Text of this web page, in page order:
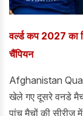
वर्ल्ड कप 2027 का
चैंपियन
Afghanistan Qualify
खेले गए दूसरे वनडे
पांच मैचों की सीरीज़